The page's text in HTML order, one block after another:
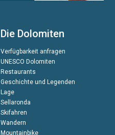
Die Dolomiten
Verfügbarkeit anfragen
UNESCO Dolomiten
Restaurants
Geschichte und Legenden
Lage
Sellaronda
Skifahren
Wandern
Mountainbike